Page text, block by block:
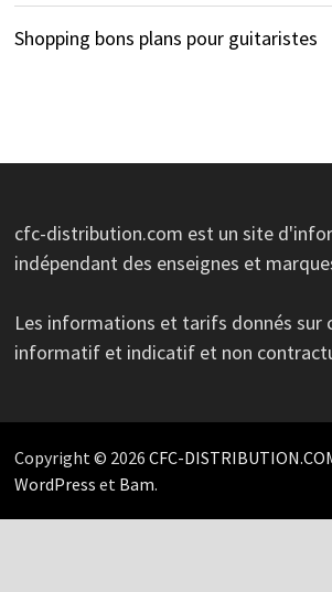
Shopping bons plans pour guitaristes
cfc-distribution.com est un site
indépendant des enseignes et
Les informations et tarifs donnés sur
informatif et indicatif et non
Copyright © 2026 CFC-
WordPress et Bam.